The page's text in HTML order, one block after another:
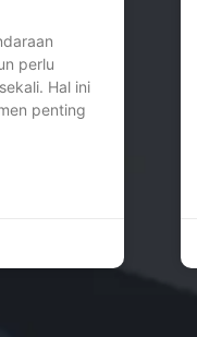
perlu
Hal ini
penting